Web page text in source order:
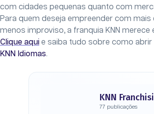
com cidades pequenas quanto com
Para quem deseja empreender com mais
menos improviso, a franquia KNN merece
Clique aqui e saiba tudo sobre como abrir
KNN Idiomas.
KNN
77 publicações